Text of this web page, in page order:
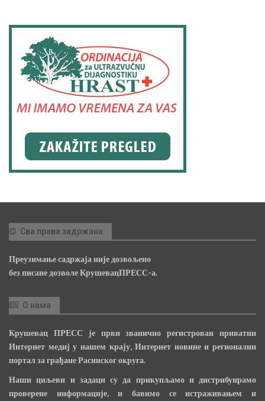
Сва права задржана
Преузимање садржаја није дозвољено
без писане дозволе КрушевацПРЕСС-а.
О нама
Крушевац ПРЕСС је први званично регистрован приватни
Интернет медиј у нашем крају, Интернет новине и регионални
портал за грађане Расинског округа.
Наши циљеви и задаци су да прикупљамо и дистрибуирамо
проверене информације, и бавимо се истраживањем и